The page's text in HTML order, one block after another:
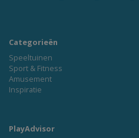
Categorieën
Speeltuinen
Sport & Fitness
Amusement
Inspiratie
PlayAdvisor